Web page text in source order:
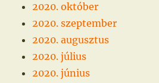
2020. október
2020. szeptember
2020. augusztus
2020. július
2020. június